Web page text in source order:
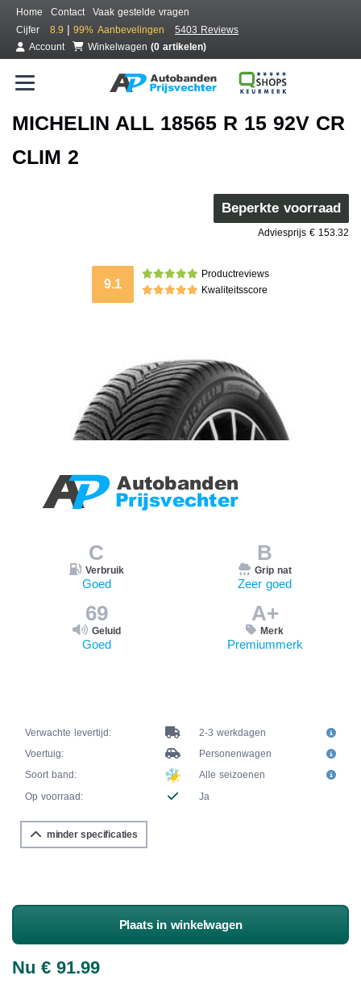
Home Contact
Vaak gestelde vragen
Cijfer
8.9 | 99% Aanbevelingen
5403 Reviews
Account
Winkelwagen (0 artikelen)
MICHELIN ALL 18565 R 15 92V CR
CLIM 2
Beperkte voorraad
Adviesprijs € 153.32
9.1
Productreviews
Kwaliteitsscore
C
Verbruik
Goed
B
Grip nat
Zeer goed
69
Geluid
Goed
A+
Merk
Premiummerk
Verwachte levertijd:
2-3 werkdagen
Voertuig:
Personenwagen
Soort band:
Alle seizoenen
Op voorraad:
Ja
minder specificaties
Plaats in winkelwagen
Nu € 91.99